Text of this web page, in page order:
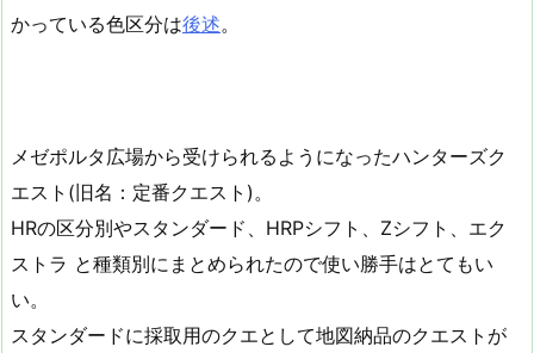
かっている色区分は後述。
メゼポルタ広場から受けられるようになったハンターズク
エスト(旧名：定番クエスト)。
HRの区分別やスタンダード、HRPシフト、Zシフト、エク
ストラ と種類別にまとめられたので使い勝手はとてもい
い。
スタンダードに採取用のクエとして地図納品のクエストが